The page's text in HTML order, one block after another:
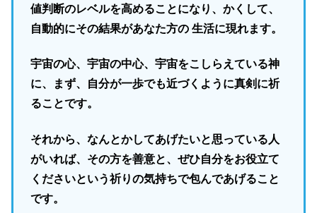
値判断のレベルを高めることになり、かくして、
自動的にその結果があなた方の 生活に現れます。
宇宙の心、宇宙の中心、宇宙をこしらえている神
に、まず、自分が一歩でも近づくように真剣に祈
ることです。
それから、なんとかしてあげたいと思っている人
がいれば、その方を善意と、ぜひ自分をお役立て
くださいという祈りの気持ちで包んであげること
です。